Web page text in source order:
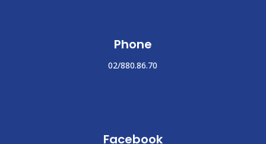
Phone
02/880.86.70
Facebook